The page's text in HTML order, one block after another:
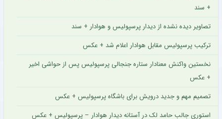
+ سند
تصاویر دیده نشده از دیدار پرسپولیس و هوادار + سند
ترکیب پرسپولیس مقابل هوادار اعلام شد + عکس
نخستین واکنش معنادار ستاره جنجالی پرسپولیس پس از حواشی اخیر
+ عکس
تصمیم مهم و جدید درویش برای باشگاه پرسپولیس + عکس
استوری جالب حامد لک در آستانه دیدار هوادار – پرسپولیس + عکس